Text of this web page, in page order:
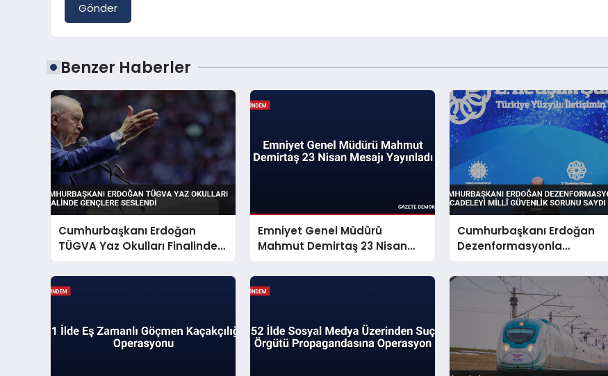
Gönder
Benzer Haberler
Cumhurbaşkanı Erdoğan
TÜGVA Yaz Okulları Finalinde
Gençlere Seslendi
Emniyet Genel Müdürü
Mahmut Demirtaş 23 Nisan
Mesajı Yayınladı
Cumhurbaşkanı Erdoğan
Dezenformasyonla
Mücadeleyi Millî Güvenlik
Sorunu Saydı